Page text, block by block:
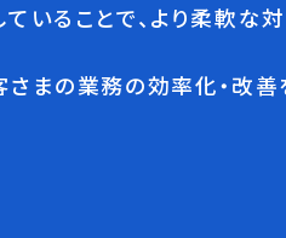
いることで、より柔軟
まの業務の効率化・改